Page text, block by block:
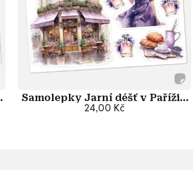
Samolepky Jarní déšť v Paříži -
Kavárna
24,00 Kč
Přidat do košíku